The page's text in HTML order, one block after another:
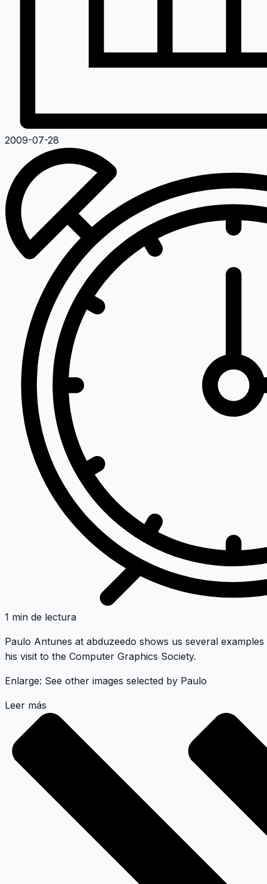
2009-07-28
1 min de lectura
Paulo Antunes at abduzeedo shows us several
his visit to the Computer Graphics Society.
Enlarge: See other images selected by Paulo
Leer más